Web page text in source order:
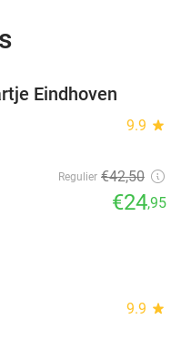
Eindhoven
9.9 star
Regulier €42,50
€24,95
9.9 star